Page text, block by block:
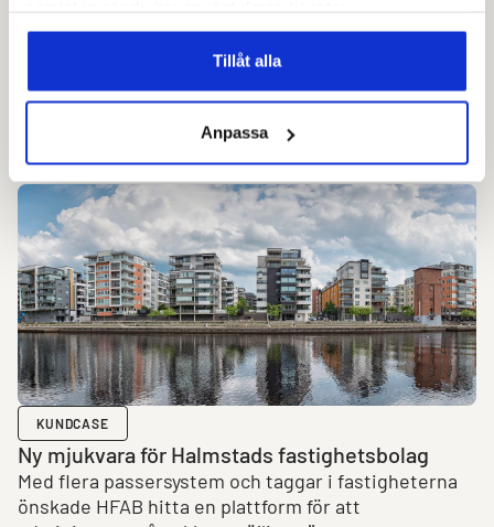
Tillåt alla
Anpassa
passerbehörigheter för personal och entreprenörer
KUNDCASE
Ny mjukvara för Halmstads fastighetsbolag
Med flera passersystem och taggar i fastigheterna
önskade HFAB hitta en plattform för att